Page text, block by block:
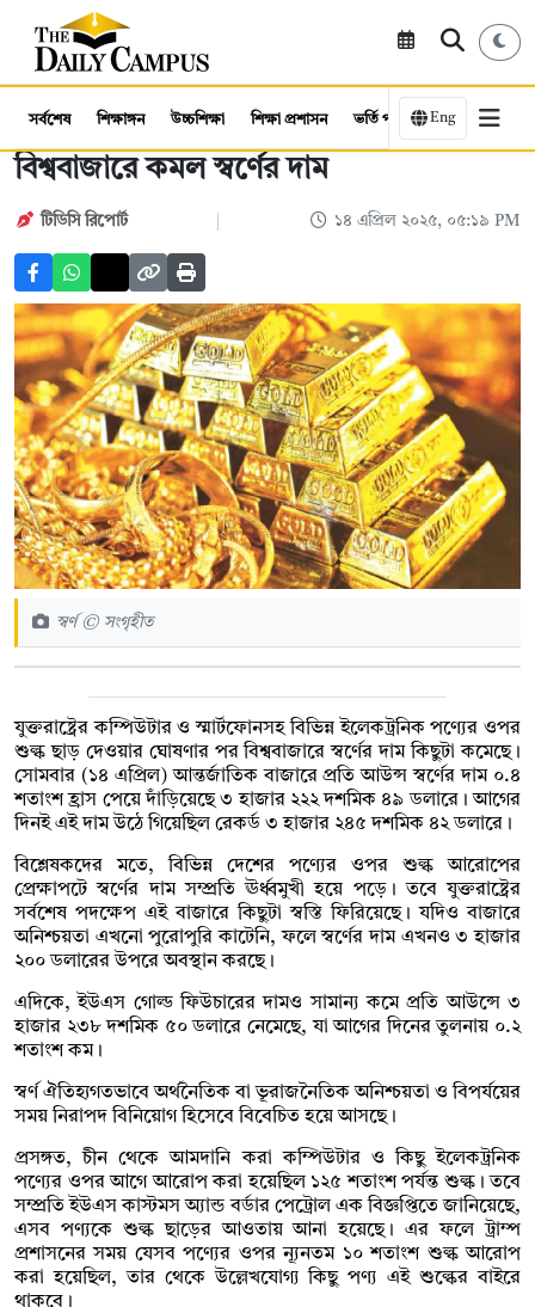
সর্বশেষ শিক্ষাঙ্গন উচ্চশিক্ষা শিক্ষা প্রশাসন ভর্তি পরীক্ষা কর্মসংস্থান
Eng
বিশ্ববাজারে কমল স্বর্ণের দাম
টিডিসি রিপোর্ট ১৪ এপ্রিল ২০২৫, ০৫:১৯ PM
স্বর্ণ © সংগৃহীত
যুক্তরাষ্ট্রের কম্পিউটার ও স্মার্টফোনসহ বিভিন্ন ইলেকট্রনিক পণ্যের ওপর
শুল্ক ছাড় দেওয়ার ঘোষণার পর বিশ্ববাজারে স্বর্ণের দাম কিছুটা কমেছে।
সোমবার (১৪ এপ্রিল) আন্তর্জাতিক বাজারে প্রতি আউন্স স্বর্ণের দাম ০.৪
শতাংশ হ্রাস পেয়ে দাঁড়িয়েছে ৩ হাজার ২২২ দশমিক ৪৯ ডলারে। আগের
দিনই এই দাম উঠে গিয়েছিল রেকর্ড ৩ হাজার ২৪৫ দশমিক ৪২ ডলারে।
বিশ্লেষকদের মতে, বিভিন্ন দেশের পণ্যের ওপর শুল্ক আরোপের
প্রেক্ষাপটে স্বর্ণের দাম সম্প্রতি ঊর্ধ্বমুখী হয়ে পড়ে। তবে যুক্তরাষ্ট্রের
সর্বশেষ পদক্ষেপ এই বাজারে কিছুটা স্বস্তি ফিরিয়েছে। যদিও বাজারে
অনিশ্চয়তা এখনো পুরোপুরি কাটেনি, ফলে স্বর্ণের দাম এখনও ৩ হাজার
২০০ ডলারের উপরে অবস্থান করছে।
এদিকে, ইউএস গোল্ড ফিউচারের দামও সামান্য কমে প্রতি আউন্সে ৩
হাজার ২৩৮ দশমিক ৫০ ডলারে নেমেছে, যা আগের দিনের তুলনায় ০.২
শতাংশ কম।
স্বর্ণ ঐতিহ্যগতভাবে অর্থনৈতিক বা ভূরাজনৈতিক অনিশ্চয়তা ও বিপর্যয়ের
সময় নিরাপদ বিনিয়োগ হিসেবে বিবেচিত হয়ে আসছে।
প্রসঙ্গত, চীন থেকে আমদানি করা কম্পিউটার ও কিছু ইলেকট্রনিক
পণ্যের ওপর আগে আরোপ করা হয়েছিল ১২৫ শতাংশ পর্যন্ত শুল্ক। তবে
সম্প্রতি ইউএস কাস্টমস অ্যান্ড বর্ডার পেট্রোল এক বিজ্ঞপ্তিতে জানিয়েছে,
এসব পণ্যকে শুল্ক ছাড়ের আওতায় আনা হয়েছে। এর ফলে ট্রাম্প
প্রশাসনের সময় যেসব পণ্যের ওপর ন্যূনতম ১০ শতাংশ শুল্ক আরোপ
করা হয়েছিল, তার থেকে উল্লেখযোগ্য কিছু পণ্য এই শুল্কের বাইরে
থাকবে।